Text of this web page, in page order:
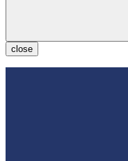
close